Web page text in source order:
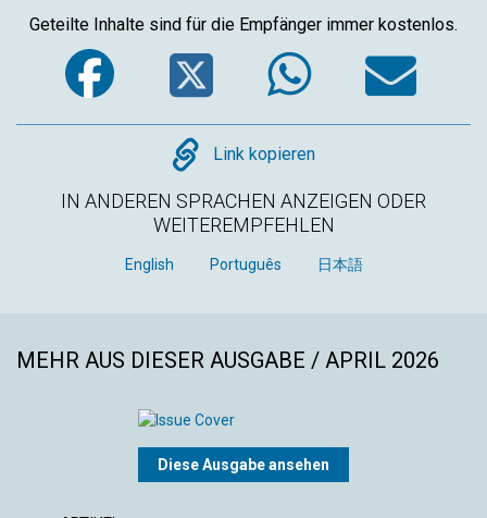
Geteilte Inhalte sind für die Empfänger immer kostenlos.
Facebook
Twitter
Copy
Link kopieren
IN ANDEREN SPRACHEN ANZEIGEN ODER
WEITEREMPFEHLEN
English Português 日本語
MEHR AUS DIESER AUSGABE / APRIL 2026
Diese Ausgabe ansehen